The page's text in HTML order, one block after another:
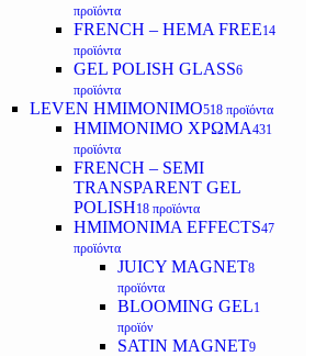
προϊόντα
FRENCH – HEMA FREE14
προϊόντα
GEL POLISH GLASS6
προϊόντα
LEVEN ΗΜΙΜΟΝΙΜΟ518 προϊόντα
ΗΜΙΜΟΝΙΜΟ ΧΡΩΜΑ431
προϊόντα
FRENCH – SEMI
TRANSPARENT GEL
POLISH18 προϊόντα
HMIMONIMA EFFECTS47
προϊόντα
JUICY MAGNET8
προϊόντα
BLOOMING GEL1
προϊόν
SATIN MAGNET9